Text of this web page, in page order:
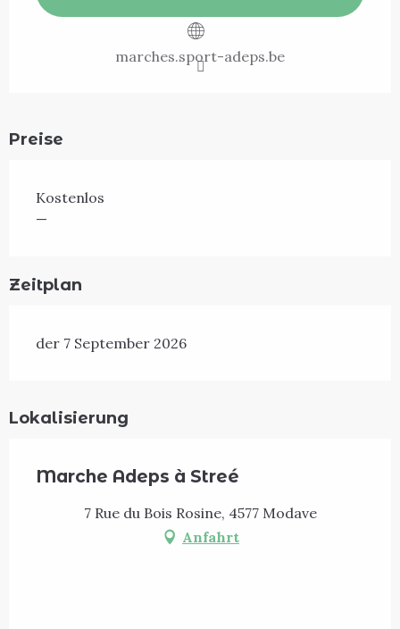
marches.sport-adeps.be
Preise
Kostenlos
—
Zeitplan
der 7 September 2026
Lokalisierung
Marche Adeps à Streé
7 Rue du Bois Rosine, 4577 Modave
Anfahrt